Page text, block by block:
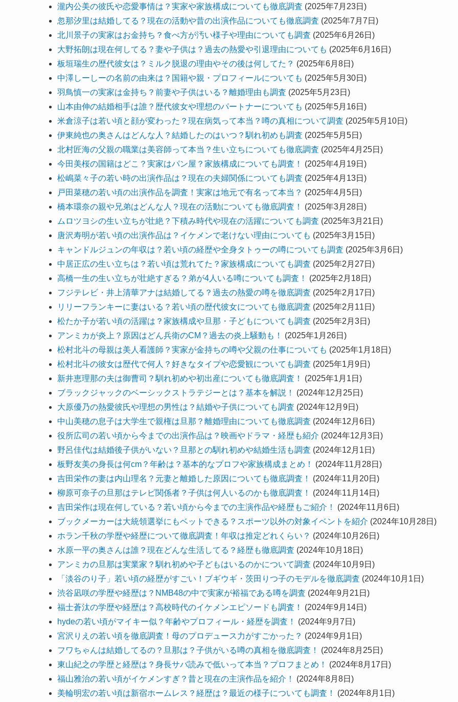
瀧内公美の彼氏や恋愛事情は？実家や家族構成についても徹底調査 (2025年7月23日)
忽那汐里は結婚してる？現在の活動や昔の出演作品についても徹底調査 (2025年7月7日)
北川景子の実家はお金持ち？食べ方が汚い様子や理由についても調査 (2025年6月26日)
大野拓朗は現在何してる？妻や子供は？過去の熱愛や引退理由についても (2025年6月16日)
板垣瑞生の歴代彼女は？ミルク脱退の理由やその後は何してた？ (2025年6月8日)
中澤しーしーの名前の由来は？国籍や親・プロフィールについても (2025年5月30日)
羽鳥慎一の実家は金持ち？前妻や子供はいる？離婚理由も調査 (2025年5月23日)
山本由伸の結婚相手は誰？歴代彼女や理想のパートナーについても (2025年5月16日)
米倉涼子は若い頃と顔が変わった？現在病気って本当？噂の真相について調査 (2025年5月10日)
伊東純也の奥さんはどんな人？結婚したのはいつ？馴れ初めも調査 (2025年5月5日)
北村匠海の父親の職業は美容師って本当？生い立ちについても徹底調査 (2025年4月25日)
今田美桜の国籍はどこ？実家はパン屋？家族構成についても調査！
(2025年4月19日)
松嶋菜々子の若い時の出演作品は？現在の夫婦関係についても調査 (2025年4月13日)
戸田菜穂の若い頃の出演作品を調査！実家は地元で有名って本当？ (2025年4月5日)
橋本環奈の親や兄弟はどんな人？現在の活動についても徹底調査！
(2025年3月28日)
ムロツヨシの生い立ちが壮絶？下積み時代や現在の活躍についても調査 (2025年3月21日)
唐沢寿明が若い頃の出演作品は？イケメンで老けない理由についても (2025年3月15日)
キャンドルジュンの年収は？若い頃の経歴や全身タトゥーの噂についても調査 (2025年3月6日)
中居正広の生い立ちは？若い頃は荒れてた？家族構成についても調査 (2025年2月27日)
高橋一生の生い立ちが壮絶すぎる？弟が4人いる噂についても調査！
(2025年2月18日)
フジテレビ・井上清華アナは結婚してる？過去の熱愛の噂を徹底調査 (2025年2月17日)
リリーフランキーに妻はいる？若い頃の歴代彼女についても徹底調査 (2025年2月11日)
松たか子が若い頃の活躍は？家族構成や旦那・子どもについても調査 (2025年2月3日)
アンミカが炎上？原因はどん兵衛のCM？過去の炎上騒動も！
(2025年1月26日)
松村北斗の母親は美人看護師？実家が金持ちの噂や父親の仕事についても (2025年1月18日)
松村北斗の彼女は歴代で何人？好きなタイプや恋愛観についても調査 (2025年1月9日)
新井恵理那の夫は御曹司？馴れ初めや初出産についても徹底調査！
(2025年1月1日)
ブラックジャックのベーシックストラテジーとは？基本を解説！
(2024年12月25日)
大原優乃の熱愛彼氏や理想の男性は？結婚や子供についても調査 (2024年12月9日)
中山美穂の息子は大学生で親権は旦那？離婚理由についても徹底調査 (2024年12月6日)
役所広司の若い頃から今までの出演作品は？映画やドラマ・経歴も紹介 (2024年12月3日)
野呂佳代は結婚後子供がいない？旦那との馴れ初めや結婚生活も調査 (2024年12月1日)
板野友美の身長は何cm？年齢は？基本的なプロフや家族構成まとめ！
(2024年11月28日)
吉田栄作の妻は内山理名？元妻と離婚した原因についても徹底調査！
(2024年11月20日)
柳原可奈子の旦那はテレビ関係者？子供は何人いるのかも徹底調査！
(2024年11月14日)
吉田栄作は現在何している？若い頃から今までの主演作品や経歴もご紹介！
(2024年11月6日)
ブックメーカーは大統領選挙にもベットできる？スポーツ以外の対象イベントを紹介 (2024年10月28日)
ホラン千秋の学歴や経歴について徹底調査！年収は推定どれくらい？ (2024年10月26日)
水原一平の奥さんは誰？現在どんな生活してる？経歴も徹底調査 (2024年10月18日)
アンミカの旦那は実業家？馴れ初めや子どもはいるのかについて調査 (2024年10月9日)
「淡谷のり子」若い頃の経歴がすごい！ブギウギ・茨田りつ子のモデルを徹底調査 (2024年10月1日)
渋谷凪咲の学歴や経歴は？NMB48の中で実家が裕福である噂を調査 (2024年9月21日)
福士蒼汰の学歴や経歴は？高校時代のイケメンエピソードも調査！
(2024年9月14日)
hydeの若い頃がマイキー似？年齢やプロフィール・経歴を調査！
(2024年9月7日)
宮沢りえの若い頃を徹底調査！母のプロデュース力がすごかった？ (2024年9月1日)
フワちゃんは結婚してるの？旦那は？子供がいる噂の真相を徹底調査！
(2024年8月25日)
東山紀之の学歴と経歴は？身長サバ読みで低いって本当？プロフまとめ！
(2024年8月17日)
福山雅治の若い頃がイケメンすぎ？昔と現在の主演作品を紹介！
(2024年8月8日)
美輪明宏の若い頃は新宿ホームレス？経歴は？最近の様子についても調査！
(2024年8月1日)